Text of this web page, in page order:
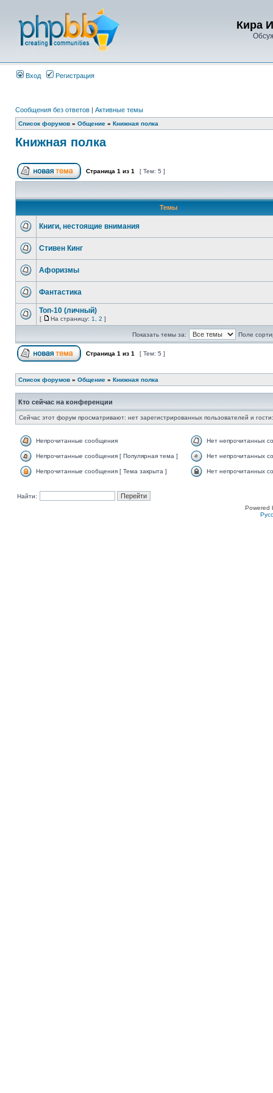
Кира
Вход Регистрация
Сообщения без ответов | Активные темы
Список форумов » Общение » Книжная полка
Книжная полка
Страница 1 из 1 [ Тем: 5 ]
Темы
Книги, нестоящие внимания
Стивен Кинг
Афоризмы
Фантастика
Топ-10 (личный)
[ На страницу: 1 2 ]
Показать темы за: Поле
Страница 1 из 1 [ Тем: 5 ]
Список форумов » Общение » Книжная полка
Кто сейчас на конференции
Сейчас этот форум просматривают: нет зарегистрированных пользователей и
Непрочитанные сообщения Нет непрочитанных
Непрочитанные сообщения [ Популярная тема ] Нет непрочитанных
Непрочитанные сообщения [ Тема закрыта ] Нет непрочитанных
Найти:
Powered